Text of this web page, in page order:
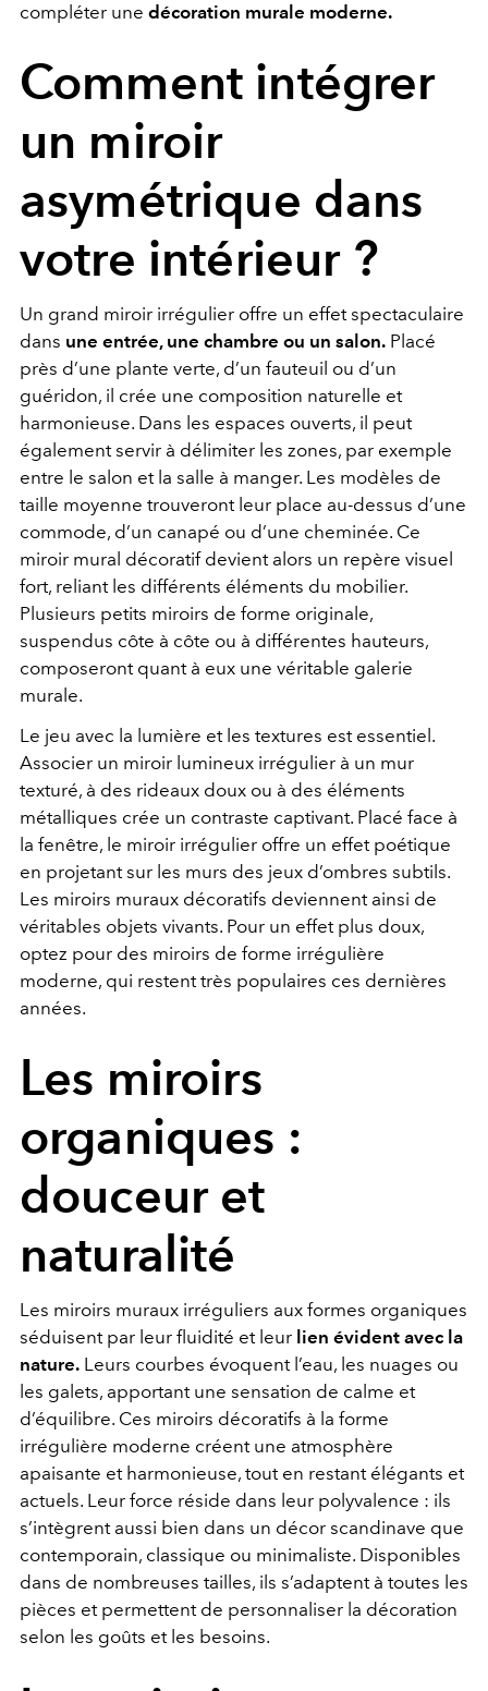
compléter une décoration murale moderne.
Comment intégrer
un miroir
asymétrique dans
votre intérieur ?
Un grand miroir irrégulier offre un effet spectaculaire
dans une entrée, une chambre ou un salon. Placé
près d’une plante verte, d’un fauteuil ou d’un
guéridon, il crée une composition naturelle et
harmonieuse. Dans les espaces ouverts, il peut
également servir à délimiter les zones, par exemple
entre le salon et la salle à manger. Les modèles de
taille moyenne trouveront leur place au-dessus d’une
commode, d’un canapé ou d’une cheminée. Ce
miroir mural décoratif devient alors un repère visuel
fort, reliant les différents éléments du mobilier.
Plusieurs petits miroirs de forme originale,
suspendus côte à côte ou à différentes hauteurs,
composeront quant à eux une véritable galerie
murale.
Le jeu avec la lumière et les textures est essentiel.
Associer un miroir lumineux irrégulier à un mur
texturé, à des rideaux doux ou à des éléments
métalliques crée un contraste captivant. Placé face à
la fenêtre, le miroir irrégulier offre un effet poétique
en projetant sur les murs des jeux d’ombres subtils.
Les miroirs muraux décoratifs deviennent ainsi de
véritables objets vivants. Pour un effet plus doux,
optez pour des miroirs de forme irrégulière
moderne, qui restent très populaires ces dernières
années.
Les miroirs
organiques :
douceur et
naturalité
Les miroirs muraux irréguliers aux formes organiques
séduisent par leur fluidité et leur lien évident avec la
nature. Leurs courbes évoquent l’eau, les nuages ou
les galets, apportant une sensation de calme et
d’équilibre. Ces miroirs décoratifs à la forme
irrégulière moderne créent une atmosphère
apaisante et harmonieuse, tout en restant élégants et
actuels. Leur force réside dans leur polyvalence : ils
s’intègrent aussi bien dans un décor scandinave que
contemporain, classique ou minimaliste. Disponibles
dans de nombreuses tailles, ils s’adaptent à toutes les
pièces et permettent de personnaliser la décoration
selon les goûts et les besoins.